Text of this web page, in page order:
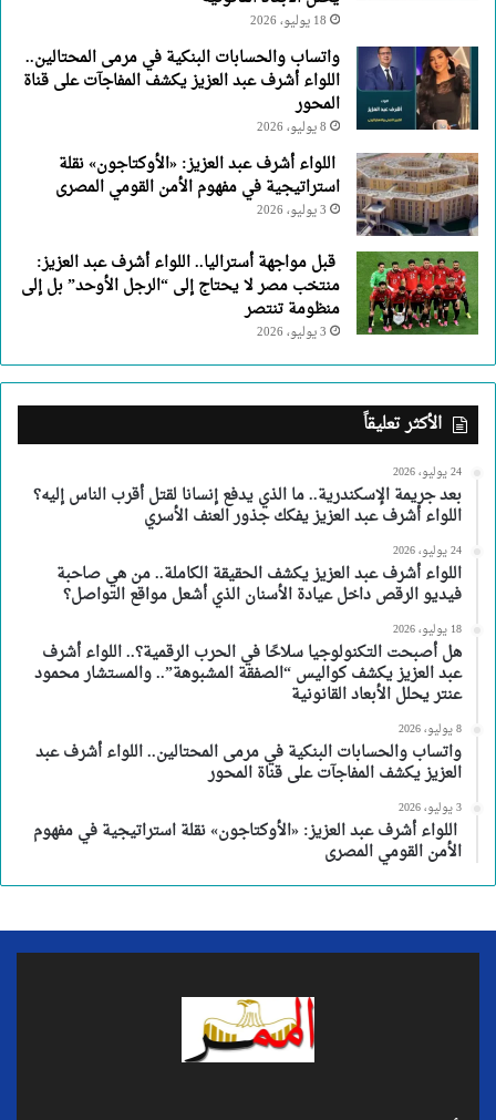
18 يوليو، 2026
واتساب والحسابات البنكية في مرمى المحتالين..
اللواء أشرف عبد العزيز يكشف المفاجآت على قناة
المحور
8 يوليو، 2026
اللواء أشرف عبد العزيز: «الأوكتاجون» نقلة
استراتيجية في مفهوم الأمن القومي المصرى
3 يوليو، 2026
قبل مواجهة أستراليا.. اللواء أشرف عبد العزيز:
منتخب مصر لا يحتاج إلى “الرجل الأوحد” بل إلى
منظومة تنتصر
3 يوليو، 2026
الأكثر تعليقاً
24 يوليو، 2026
بعد جريمة الإسكندرية.. ما الذي يدفع إنسانا لقتل أقرب الناس إليه؟
اللواء أشرف عبد العزيز يفكك جذور العنف الأسري
24 يوليو، 2026
اللواء أشرف عبد العزيز يكشف الحقيقة الكاملة.. من هي صاحبة
فيديو الرقص داخل عيادة الأسنان الذي أشعل مواقع التواصل؟
18 يوليو، 2026
هل أصبحت التكنولوجيا سلاحًا في الحرب الرقمية؟.. اللواء أشرف
عبد العزيز يكشف كواليس “الصفقة المشبوهة”.. والمستشار محمود
عنتر يحلل الأبعاد القانونية
8 يوليو، 2026
واتساب والحسابات البنكية في مرمى المحتالين.. اللواء أشرف عبد
العزيز يكشف المفاجآت على قناة المحور
3 يوليو، 2026
اللواء أشرف عبد العزيز: «الأوكتاجون» نقلة استراتيجية في مفهوم
الأمن القومي المصرى